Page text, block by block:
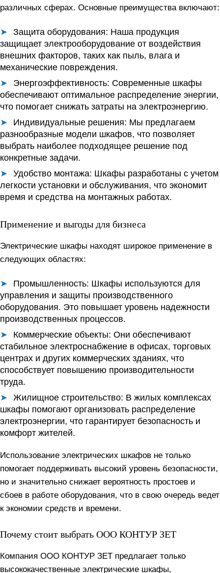
различных сферах. Основные преимущества включают:
Защита оборудования: Наша продукция
защищает электрооборудование от воздействия
внешних факторов, таких как пыль, влага и
механические повреждения.
Энергоэффективность: Современные шкафы
обеспечивают оптимальное распределение энергии,
что помогает снижать затраты на электроэнергию.
Индивидуальные решения: Мы предлагаем
разнообразные модели шкафов, что позволяет
выбрать наиболее подходящее решение под
конкретные задачи.
Удобство монтажа: Шкафы разработаны с учетом
легкости установки и обслуживания, что экономит
время и средства на монтажных работах.
Применение и выгоды для бизнеса
Электрические шкафы находят широкое применение в
следующих областях:
Промышленность: Шкафы используются для
управления и защиты производственного
оборудования. Это повышает уровень надежности
производственных процессов.
Коммерческие объекты: Они обеспечивают
стабильное электроснабжение в офисах, торговых
центрах и других коммерческих зданиях, что
способствует повышению производительности
труда.
Жилищное строительство: В жилых комплексах
шкафы помогают организовать распределение
электроэнергии, что гарантирует безопасность и
комфорт жителей.
Использование электрических шкафов не только
помогает поддерживать высокий уровень безопасности,
но и значительно снижает вероятность простоев и
сбоев в работе оборудования, что в свою очередь ведет
к экономии средств и времени.
Почему стоит выбрать ООО КОНТУР ЗЕТ
Компания ООО КОНТУР ЗЕТ предлагает только
высококачественные электрические шкафы,